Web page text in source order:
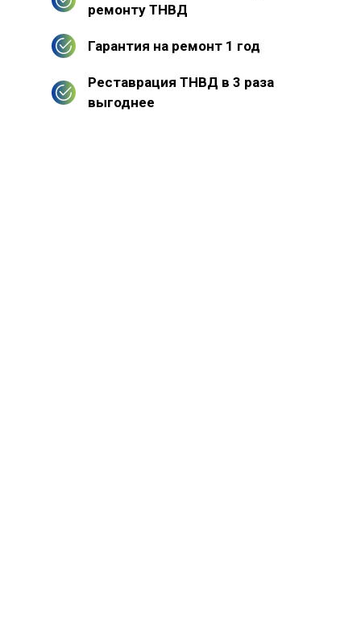
ремонту ТНВД
Гарантия на ремонт 1 год
Реставрация ТНВД в 3 раза
выгоднее